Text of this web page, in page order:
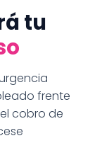
tu
frente
cobro de